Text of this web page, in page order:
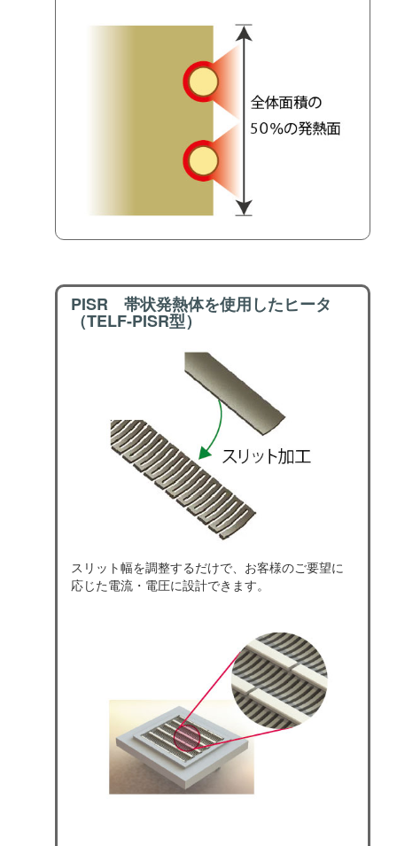
PISR 帯状発熱体を使用したヒータ
（TELF-PISR型）
スリット幅を調整するだけで、お客様のご要望に
応じた電流・電圧に設計できます。